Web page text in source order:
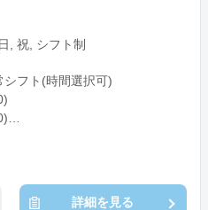
, 祝, シフト制
シフト(時間選択可)
詳細を見る